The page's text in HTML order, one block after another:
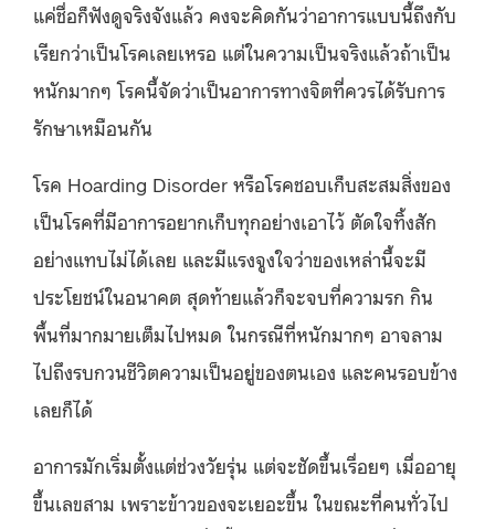
แค่ชื่อก็ฟังดูจริงจังแล้ว คงจะคิดกันว่าอาการแบบนี้ถึงกับ
เรียกว่าเป็นโรคเลยเหรอ แต่ในความเป็นจริงแล้วถ้าเป็น
หนักมากๆ โรคนี้จัดว่าเป็นอาการทางจิตที่ควรได้รับการ
รักษาเหมือนกัน
โรค Hoarding Disorder หรือโรคชอบเก็บสะสมสิ่งของ
เป็นโรคที่มีอาการอยากเก็บทุกอย่างเอาไว้ ตัดใจทิ้งสัก
อย่างแทบไม่ได้เลย และมีแรงจูงใจว่าของเหล่านี้จะมี
ประโยชน์ในอนาคต สุดท้ายแล้วก็จะจบที่ความรก กิน
พื้นที่มากมายเต็มไปหมด ในกรณีที่หนักมากๆ อาจลาม
ไปถึงรบกวนชีวิตความเป็นอยู่ของตนเอง และคนรอบข้าง
เลยก็ได้
อาการมักเริ่มตั้งแต่ช่วงวัยรุ่น แต่จะชัดขึ้นเรื่อยๆ เมื่ออายุ
ขึ้นเลขสาม เพราะข้าวของจะเยอะขึ้น ในขณะที่คนทั่วไป